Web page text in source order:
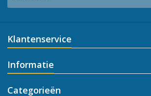
Klantenservice
Informatie
Categorieën